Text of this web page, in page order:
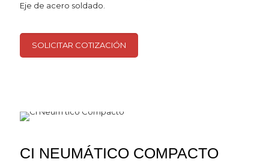
Eje de acero soldado.
SOLICITAR COTIZACIÓN
CI NEUMÁTICO COMPACTO